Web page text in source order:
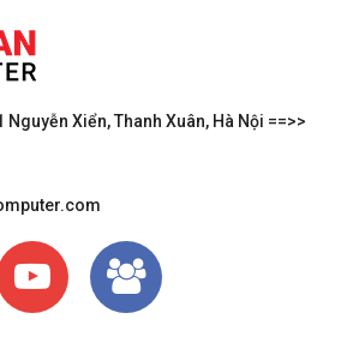
Nguyễn Xiển, Thanh Xuân, Hà Nội ==>>